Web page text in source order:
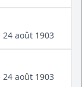
août 1903
août 1903